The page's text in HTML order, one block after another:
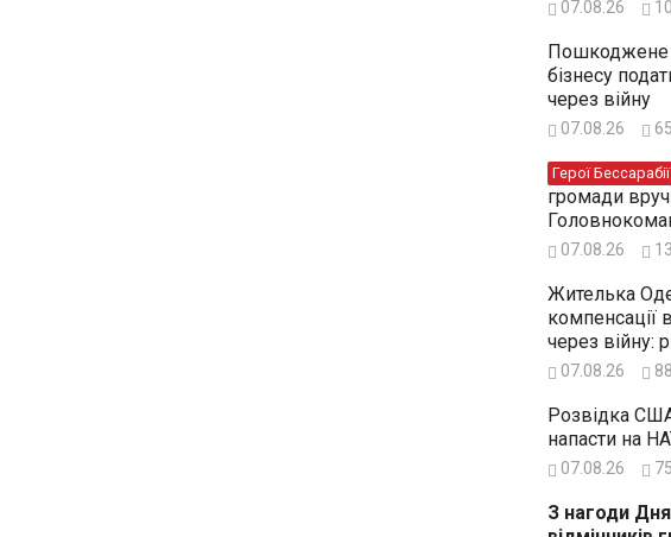
07.08.26
Пошкоджене
бізнесу
через війну
07.08.26
Герої Бессарабії
громади
07.08.26
Жителька
компенсації
через війну:
07.08.26
Розвідка
напасти на
07.08.26
З нагоди Дня